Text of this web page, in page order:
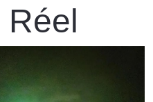
Réel